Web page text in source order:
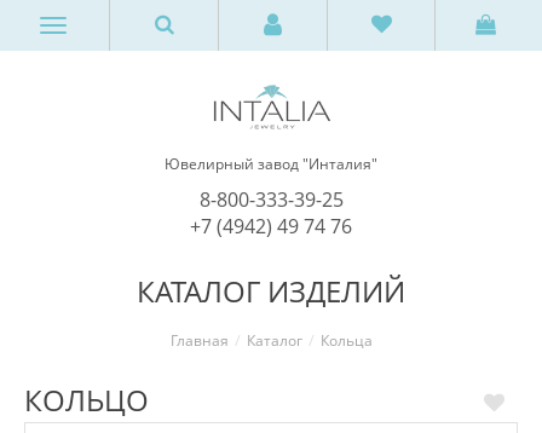
Ювелирный завод "Инталия"
8-800-333-39-25
+7 (4942) 49 74 76
КАТАЛОГ ИЗДЕЛИЙ
Главная Каталог Кольца
КОЛЬЦО